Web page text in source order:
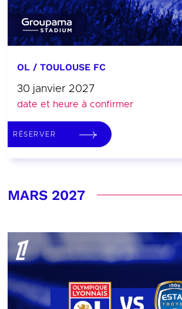
OL / TOULOUSE FC
30 janvier 2027
date et heure à confirmer
RÉSERVER
MARS 2027